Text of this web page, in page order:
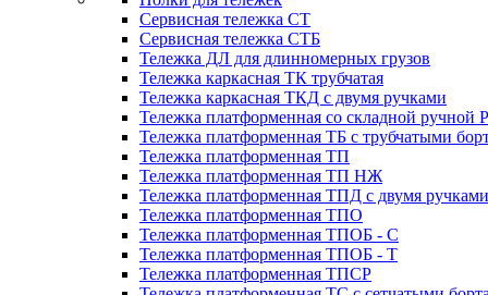
Сервисная тележка СТ
Сервисная тележка СТБ
Тележка ДЛ для длинномерных грузов
Тележка каркасная ТК трубчатая
Тележка каркасная ТКД с двумя ручками
Тележка платформенная со складной ручной
Тележка платформенная ТБ с трубчатыми
Тележка платформенная ТП
Тележка платформенная ТП НЖ
Тележка платформенная ТПД с двумя ручками
Тележка платформенная ТПО
Тележка платформенная ТПОБ - С
Тележка платформенная ТПОБ - Т
Тележка платформенная ТПСР